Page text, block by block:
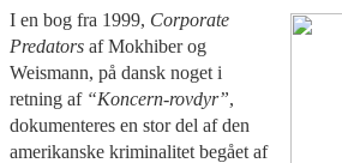
I en bog fra 1999, Corporate
Predators af Mokhiber og
Weismann, på dansk noget i
retning af “Koncern-rovdyr”,
dokumenteres en stor del af den
amerikanske kriminalitet begået af